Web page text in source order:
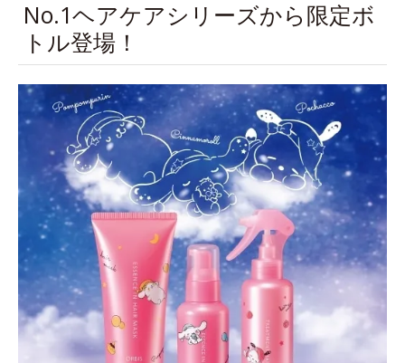
No.1ヘアケアシリーズから限定ボ
トル登場！